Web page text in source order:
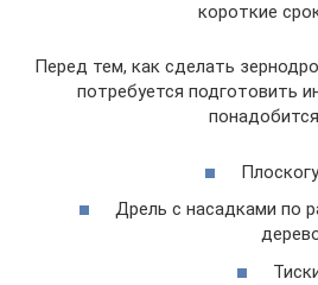
короткие
Перед тем, как сделать
потребуется подготовить
Дрель с насадками по